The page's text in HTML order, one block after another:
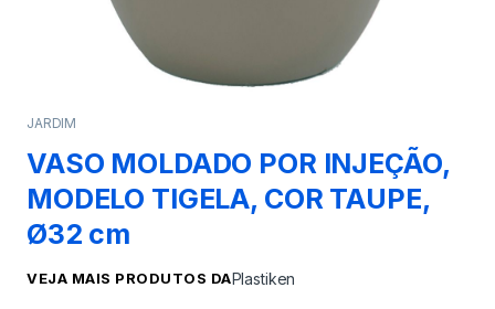
JARDIM
VASO MOLDADO POR INJEÇÃO,
MODELO TIGELA, COR TAUPE,
Ø32 cm
VEJA MAIS PRODUTOS DAPlastiken